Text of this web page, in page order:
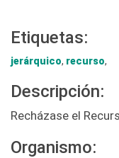
Etiquetas:
jerárquico, recurso,
Descripción:
Recházase el
Organismo: